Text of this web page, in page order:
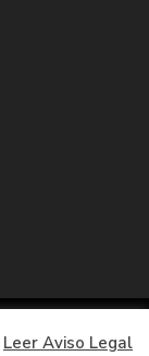
Leer Aviso Legal